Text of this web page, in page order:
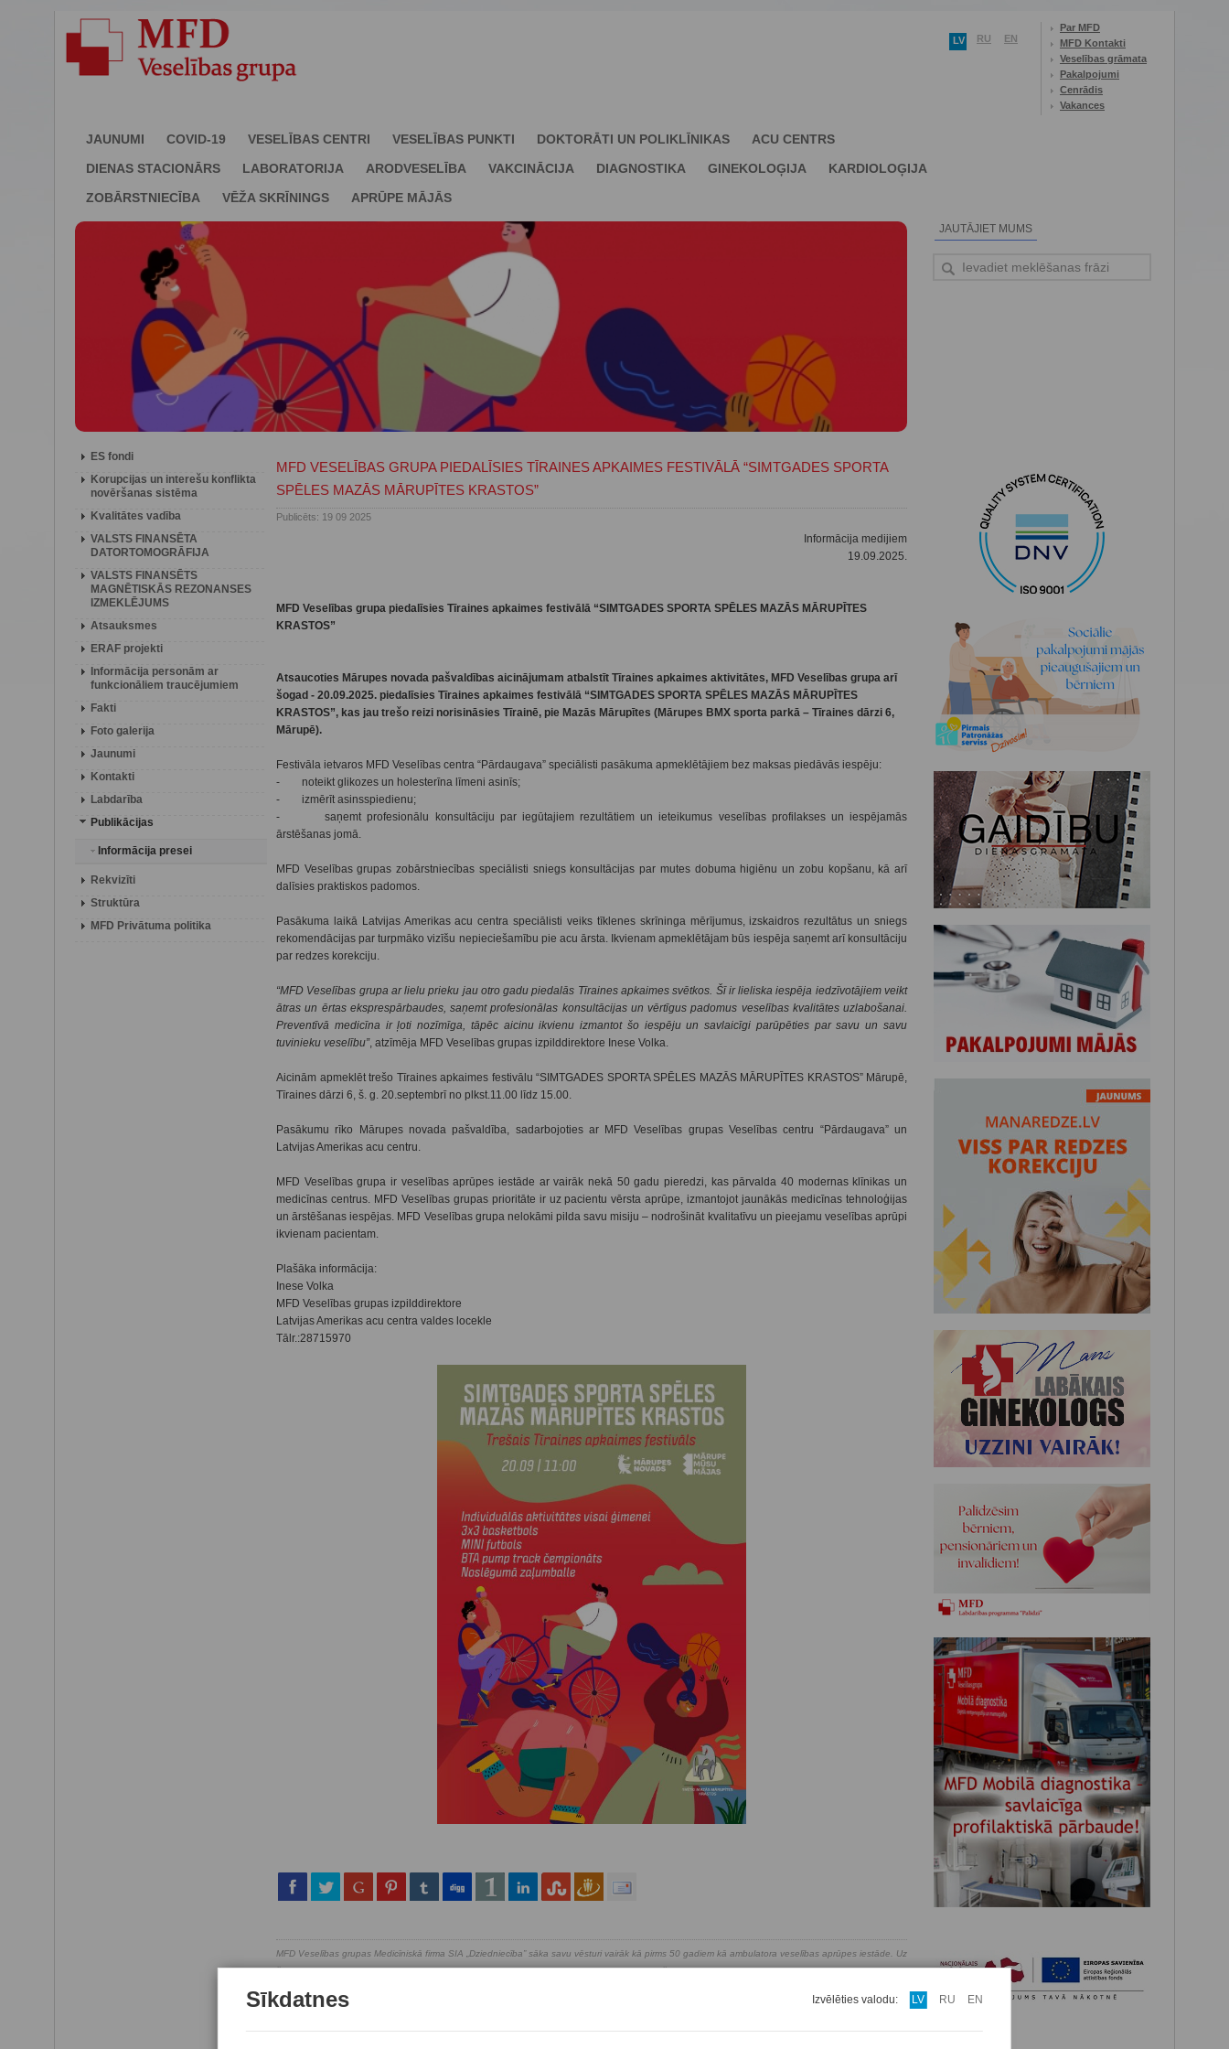
LV RU EN
Par MFD
MFD Kontakti
Veselības grāmata
Pakalpojumi
Cenrādis
Vakances
JAUNUMI COVID-19 VESELĪBAS CENTRI VESELĪBAS PUNKTI DOKTORĀTI UN POLIKLĪNIKAS
ACU CENTRS
DIENAS STACIONĀRS
LABORATORIJA ARODVESELĪBA VAKCINĀCIJA DIAGNOSTIKA GINEKOLOĢIJA
KARDIOLOĢIJA
ZOBĀRSTNIECĪBA
VĒŽA SKRĪNINGS APRŪPE MĀJĀS
JAUTĀJIET MUMS
ES fondi
Korupcijas un interešu konflikta
novēršanas sistēma
Kvalitātes vadība
VALSTS FINANSĒTA
DATORTOMOGRĀFIJA
VALSTS FINANSĒTS
MAGNĒTISKĀS REZONANSES
IZMEKLĒJUMS
Atsauksmes
ERAF projekti
Informācija personām ar
funkcionāliem traucējumiem
Fakti
Foto galerija
Jaunumi
Kontakti
Labdarība
Publikācijas
Informācija presei
Rekvizīti
Struktūra
MFD Privātuma politika
MFD VESELĪBAS GRUPA PIEDALĪSIES TĪRAINES APKAIMES FESTIVĀLĀ “SIMTGADES SPORTA
SPĒLES MAZĀS MĀRUPĪTES KRASTOS”
Publicēts: 19 09 2025
Informācija medijiem
19.09.2025.
MFD Veselības grupa piedalīsies Tīraines apkaimes festivālā “SIMTGADES SPORTA SPĒLES MAZĀS MĀRUPĪTES
KRASTOS”
Atsaucoties Mārupes novada pašvaldības aicinājumam atbalstīt Tīraines apkaimes aktivitātes, MFD Veselības grupa arī
šogad - 20.09.2025. piedalīsies Tīraines apkaimes festivālā “SIMTGADES SPORTA SPĒLES MAZĀS MĀRUPĪTES
KRASTOS”, kas jau trešo reizi norisināsies Tīrainē, pie Mazās Mārupītes (Mārupes BMX sporta parkā – Tīraines dārzi 6,
Mārupē).
Festivāla ietvaros MFD Veselības centra “Pārdaugava” speciālisti pasākuma apmeklētājiem bez maksas piedāvās iespēju:
- noteikt glikozes un holesterīna līmeni asinīs;
- izmērīt asinsspiedienu;
- saņemt profesionālu konsultāciju par iegūtajiem rezultātiem un ieteikumus veselības profilakses un iespējamās
ārstēšanas jomā.
MFD Veselības grupas zobārstniecības speciālisti sniegs konsultācijas par mutes dobuma higiēnu un zobu kopšanu, kā arī
dalīsies praktiskos padomos.
Pasākuma laikā Latvijas Amerikas acu centra speciālisti veiks tīklenes skrīninga mērījumus, izskaidros rezultātus un sniegs
rekomendācijas par turpmāko vizīšu nepieciešamību pie acu ārsta. Ikvienam apmeklētājam būs iespēja saņemt arī konsultāciju
par redzes korekciju.
“MFD Veselības grupa ar lielu prieku jau otro gadu piedalās Tīraines apkaimes svētkos. Šī ir lieliska iespēja iedzīvotājiem veikt
ātras un ērtas eksprespārbaudes, saņemt profesionālas konsultācijas un vērtīgus padomus veselības kvalitātes uzlabošanai.
Preventīvā medicīna ir ļoti nozīmīga, tāpēc aicinu ikvienu izmantot šo iespēju un savlaicīgi parūpēties par savu un savu
tuvinieku veselību”, atzīmēja MFD Veselības grupas izpilddirektore Inese Volka.
Aicinām apmeklēt trešo Tīraines apkaimes festivālu “SIMTGADES SPORTA SPĒLES MAZĀS MĀRUPĪTES KRASTOS” Mārupē,
Tīraines dārzi 6, š. g. 20.septembrī no plkst.11.00 līdz 15.00.
Pasākumu rīko Mārupes novada pašvaldība, sadarbojoties ar MFD Veselības grupas Veselības centru “Pārdaugava” un
Latvijas Amerikas acu centru.
MFD Veselības grupa ir veselības aprūpes iestāde ar vairāk nekā 50 gadu pieredzi, kas pārvalda 40 modernas klīnikas un
medicīnas centrus. MFD Veselības grupas prioritāte ir uz pacientu vērsta aprūpe, izmantojot jaunākās medicīnas tehnoloģijas
un ārstēšanas iespējas. MFD Veselības grupa nelokāmi pilda savu misiju – nodrošināt kvalitatīvu un pieejamu veselības aprūpi
ikvienam pacientam.
Plašāka informācija:
Inese Volka
MFD Veselības grupas izpilddirektore
Latvijas Amerikas acu centra valdes locekle
Tālr.:28715970
MFD Veselības grupas Medicīniskā firma SIA „Dziedniecība” sāka savu vēsturi vairāk kā pirms 50 gadiem kā ambulatora veselības aprūpes iestāde. Uz
šo brīdi MFD ir viena no lielākajām daudzprofila veselības aprūpes iestādēm, kas sniedz plaša spektra veselības aprūpes pakalpojumus vairāk kā 400
iedzīvotāju veselību, nodrošinot savlaicīgu slimību profilaksi, kā arī sniedzot efektīvus diagnostikas un ārstēšanas pakalpojumus.
Sīkdatnes Izvēlēties valodu: LV RU EN